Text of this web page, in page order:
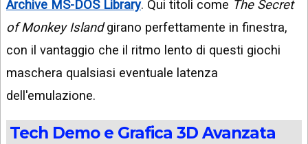
Archive MS-DOS Library. Qui titoli come The Secret
of Monkey Islandgirano perfettamente in finestra,
con il vantaggio che il ritmo lento di questi giochi
maschera qualsiasi eventuale latenza
dell'emulazione.
Tech Demo e Grafica 3D Avanzata